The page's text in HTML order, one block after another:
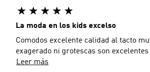
La moda en los kids excelso
Comodos excelente calidad al tacto
exagerado ni grotescas son excelentes
Leer más